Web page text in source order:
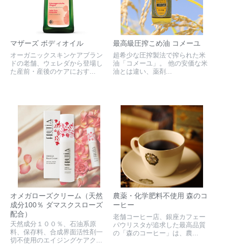
マザーズ ボディオイル
オーガニックスキンケアブラン
ドの老舗、ウェレダから登場し
た産前・産後のケアにおす...
最高級圧搾こめ油 コメーユ
超希少な圧搾製法で搾られた米
油「コメーユ」。 他の安価な米
油とは違い、薬剤...
オメガローズクリーム（天然
成分100％ ダマスクスローズ
配合）
天然成分１００％、石油系原
料、保存料、合成界面活性剤一
切不使用のエイジングケアク...
農薬・化学肥料不使用 森のコ
ーヒー
老舗コーヒー店、銀座カフェー
パウリスタが追求した最高品質
の「森のコーヒー」は、農...